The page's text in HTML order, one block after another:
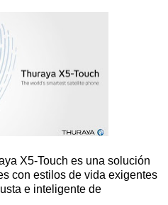
X5-Touch es una solución
con estilos de vida exigentes
e inteligente de